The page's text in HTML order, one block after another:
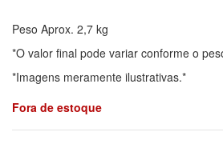
Peso Aprox. 2,7 kg
*O valor final pode variar conforme o
*Imagens meramente ilustrativas.*
Fora de estoque